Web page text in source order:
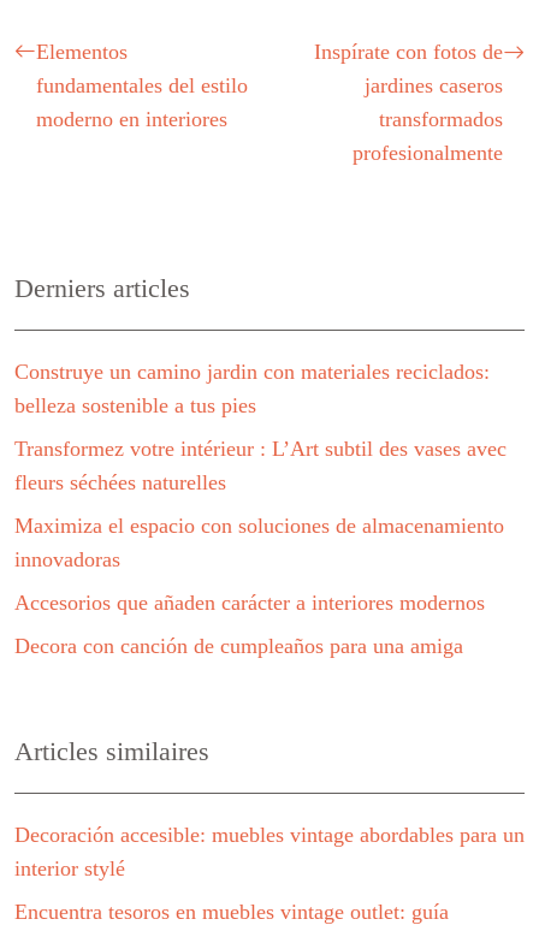
Elementos
fundamentales del estilo
moderno en interiores
Inspírate con fotos de
jardines caseros
transformados
profesionalmente
Derniers articles
Construye un camino jardin con materiales reciclados:
belleza sostenible a tus pies
Transformez votre intérieur : L’Art subtil des vases avec
fleurs séchées naturelles
Maximiza el espacio con soluciones de almacenamiento
innovadoras
Accesorios que añaden carácter a interiores modernos
Decora con canción de cumpleaños para una amiga
Articles similaires
Decoración accesible: muebles vintage abordables para un
interior stylé
Encuentra tesoros en muebles vintage outlet: guía